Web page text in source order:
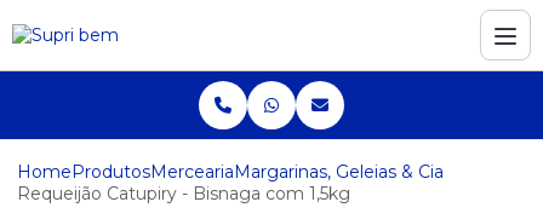
HomeProdutosMerceariaMargarinas, Geleias & Cia
Requeijão Catupiry - Bisnaga com 1,5kg